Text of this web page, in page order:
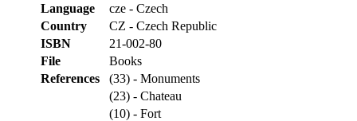
Language
cze - Czech
Country
CZ - Czech Republic
ISBN
21-002-80
File
Books
References
(33) - Monuments
(23) - Chateau
(10) - Fort